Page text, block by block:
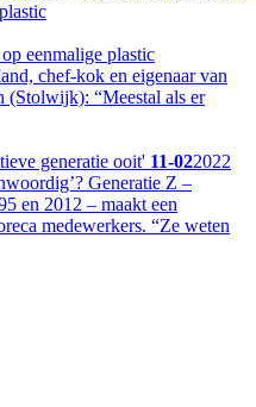
eenmalige plastic
chef-kok en eigenaar van
(Stolwijk): “Meestal als er
generatie ooit' 11-022022
Generatie Z –
en 2012 – maakt een
medewerkers. “Ze weten